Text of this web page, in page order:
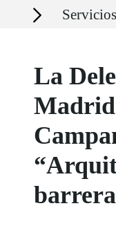
Secciones
La